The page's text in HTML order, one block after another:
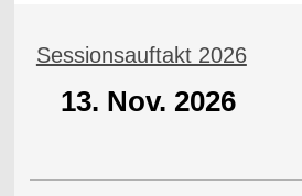
Sessionsauftakt 2026
13. Nov. 2026